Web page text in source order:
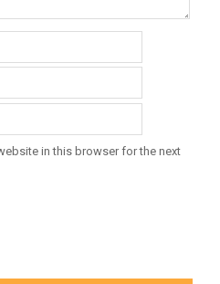
in this browser for the next